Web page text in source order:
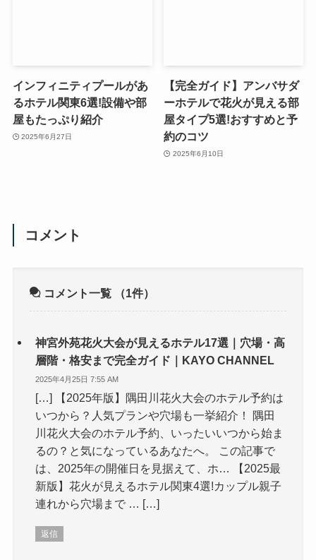
インフィニティプールがあ
るホテル関東6選!設備や部
屋もたっぷり紹介
2025年6月27日
【完全ガイド】アンバサダ
ーホテルで花火が見える部
屋タイプ5選!おすすめと予
約のコツ
2025年6月10日
コメント
コメント一覧 （1件）
神宮外苑花火大会が見えるホテル17選｜穴場・高
層階・格安まで完全ガイド｜KAYO CHANNEL
2025年4月25日 7:55 AM
[…] 【2025年版】隅田川花火大会のホテル予約は
いつから？人気プランや穴場も一挙紹介！ 隅田
川花火大会のホテル予約、いったいいつから始ま
るの？と気になっているあなたへ。 この記事で
は、2025年の開催日を見据えて、ホ… 【2025最
新版】花火が見えるホテル関東4選!カップル親子
連れから穴場まで … […]
返信